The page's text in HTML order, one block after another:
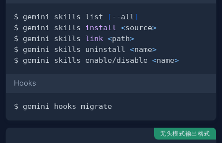
$ gemini skills list [ --all ]
$ gemini skills install <source>
$ gemini skills link <path>
$ gemini skills uninstall <name>
$ gemini skills enable/disable <name>
Hooks
无头模式输出格式